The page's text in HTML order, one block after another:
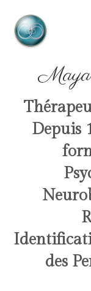
Depuis
des